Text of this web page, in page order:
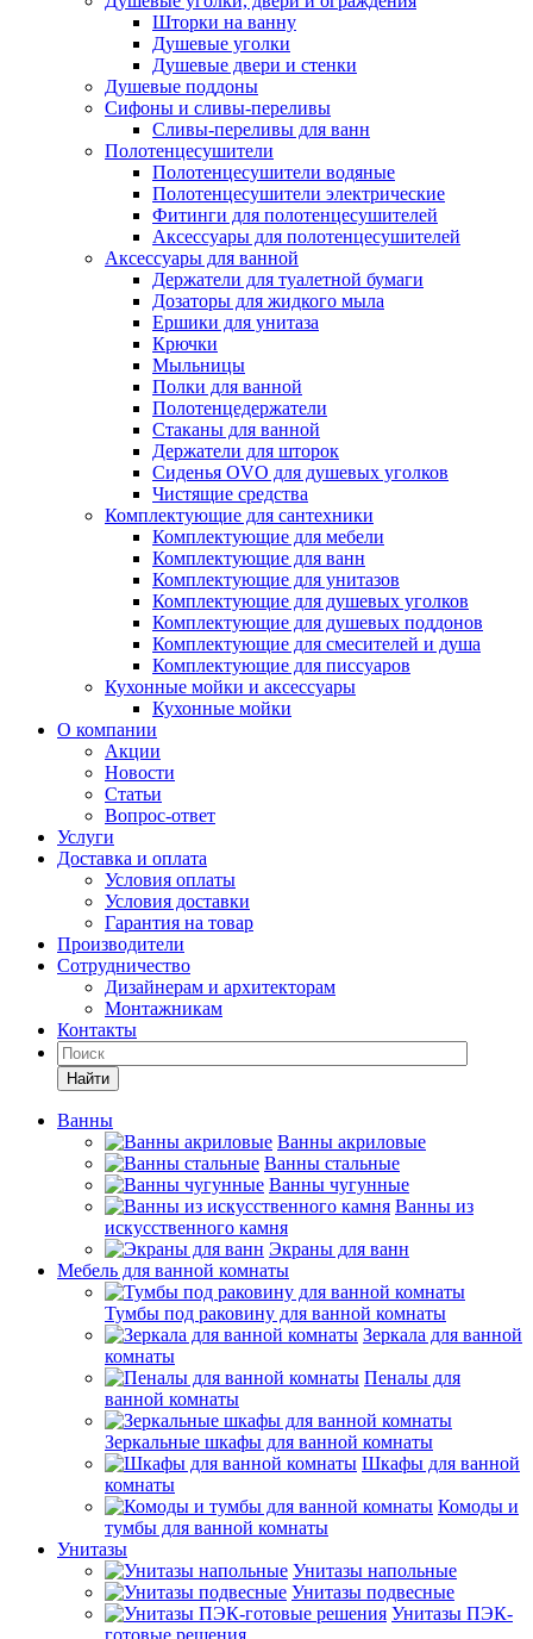
Шторки на ванну
Душевые уголки
Душевые двери и стенки
Душевые поддоны
Сифоны и сливы-переливы
Сливы-переливы для ванн
Полотенцесушители
Полотенцесушители водяные
Полотенцесушители электрические
Фитинги для полотенцесушителей
Аксессуары для полотенцесушителей
Аксессуары для ванной
Держатели для туалетной бумаги
Дозаторы для жидкого мыла
Ершики для унитаза
Крючки
Мыльницы
Полки для ванной
Полотенцедержатели
Стаканы для ванной
Держатели для шторок
Сиденья OVO для душевых уголков
Чистящие средства
Комплектующие для сантехники
Комплектующие для мебели
Комплектующие для ванн
Комплектующие для унитазов
Комплектующие для душевых уголков
Комплектующие для душевых поддонов
Комплектующие для смесителей и душа
Комплектующие для писсуаров
Кухонные мойки и аксессуары
Кухонные мойки
О компании
Акции
Новости
Статьи
Вопрос-ответ
Услуги
Доставка и оплата
Условия оплаты
Условия доставки
Гарантия на товар
Производители
Сотрудничество
Дизайнерам и архитекторам
Монтажникам
Контакты
Найти
Ванны
Ванны акриловые
Ванны стальные
Ванны чугунные
Ванны из
искусственного камня
Экраны для ванн
Мебель для ванной комнаты
Тумбы под раковину для ванной комнаты
Зеркала для ванной
комнаты
Пеналы для
ванной комнаты
Зеркальные шкафы для ванной комнаты
Шкафы для ванной
комнаты
Комоды и
тумбы для ванной комнаты
Унитазы
Унитазы напольные
Унитазы подвесные
Унитазы ПЭК-
готовые решения